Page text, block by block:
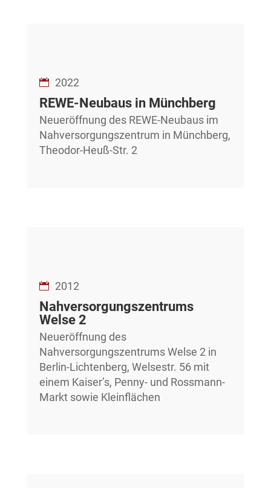
2022
REWE-Neubaus in Münchberg
Neueröffnung des REWE-Neubaus im
Nahversorgungszentrum in Münchberg,
Theodor-Heuß-Str. 2
2012
Nahversorgungszentrums
Welse 2
Neueröffnung des
Nahversorgungszentrums Welse 2 in
Berlin-Lichtenberg, Welsestr. 56 mit
einem Kaiser’s, Penny- und Rossmann-
Markt sowie Kleinflächen